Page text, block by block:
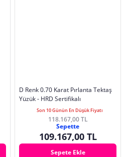
D Renk 0.70 Karat Pırlanta Tektaş
Yüzük - HRD Sertifikalı
Son 10 Günün En Düşük Fiyatı
118.167,00 TL
Sepette
109.167,00 TL
Sepete Ekle